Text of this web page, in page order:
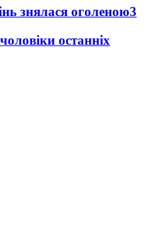
знялася оголеною3
останніх